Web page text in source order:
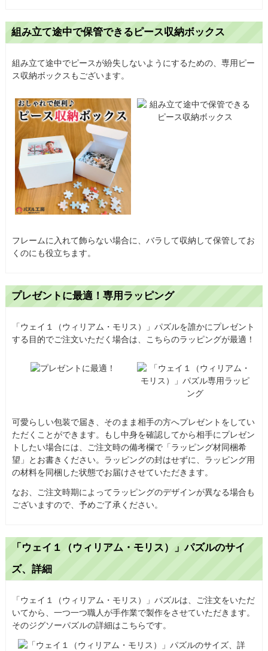
組み立て途中で保管できるピース収納ボックス
組み立て途中でピースが紛失しないようにするための、専用ピー
ス収納ボックスもございます。
フレームに入れて飾らない場合に、バラして収納して保管してお
くのにも役立ちます。
プレゼントに最適！専用ラッピング
「ウェイ１（ウィリアム・モリス）」パズルを誰かにプレゼント
する目的でご注文いただく場合は、こちらのラッピングが最適！
可愛らしい包装で届き、そのまま相手の方へプレゼントをしてい
ただくことができます。もし中身を確認してから相手にプレゼン
トしたい場合には、ご注文時の備考欄で「ラッピング材同梱希
望」とお書きください。ラッピングの封はせずに、ラッピング用
の材料を同梱した状態でお届けさせていただきます。
なお、ご注文時期によってラッピングのデザインが異なる場合も
ございますので、予めご了承ください。
「ウェイ１（ウィリアム・モリス）」パズルのサイ
ズ、詳細
「ウェイ１（ウィリアム・モリス）」パズルは、ご注文をいただ
いてから、一つ一つ職人が手作業で製作をさせていただきます。
そのジグソーパズルの詳細はこちらです。